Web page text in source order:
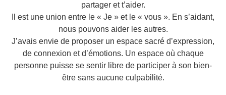
partager et t’aider.
Il est une union entre le « Je » et le « vous ». En s’aidant,
nous pouvons aider les autres.
J’avais envie de proposer un espace sacré d’expression,
de connexion et d’émotions. Un espace où chaque
personne puisse se sentir libre de participer à son bien-
être sans aucune culpabilité.